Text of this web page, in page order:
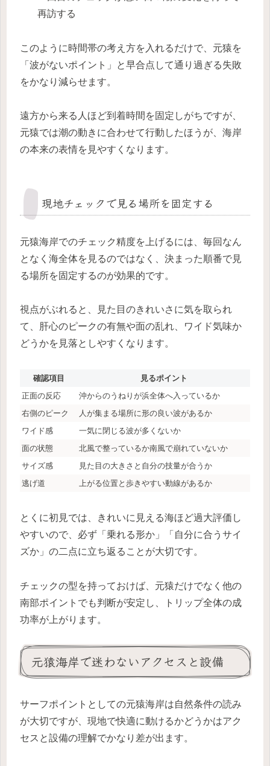
再訪する
このように時間帯の考え方を入れるだけで、元猿を
「波がないポイント」と早合点して通り過ぎる失敗
をかなり減らせます。
遠方から来る人ほど到着時間を固定しがちですが、
元猿では潮の動きに合わせて行動したほうが、海岸
の本来の表情を見やすくなります。
現地チェックで見る場所を固定する
元猿海岸でのチェック精度を上げるには、毎回なん
となく海全体を見るのではなく、決まった順番で見
る場所を固定するのが効果的です。
視点がぶれると、見た目のきれいさに気を取られ
て、肝心のピークの有無や面の乱れ、ワイド気味か
どうかを見落としやすくなります。
確認項目
見るポイント
正面の反応
沖からのうねりが浜全体へ入っているか
右側のピーク
人が集まる場所に形の良い波があるか
ワイド感
一気に閉じる波が多くないか
面の状態
北風で整っているか南風で崩れていないか
サイズ感
見た目の大きさと自分の技量が合うか
逃げ道
上がる位置と歩きやすい動線があるか
とくに初見では、きれいに見える海ほど過大評価し
やすいので、必ず「乗れる形か」「自分に合うサイ
ズか」の二点に立ち返ることが大切です。
チェックの型を持っておけば、元猿だけでなく他の
南部ポイントでも判断が安定し、トリップ全体の成
功率が上がります。
元猿海岸で迷わないアクセスと設備
サーフポイントとしての元猿海岸は自然条件の読み
が大切ですが、現地で快適に動けるかどうかはアク
セスと設備の理解でかなり差が出ます。